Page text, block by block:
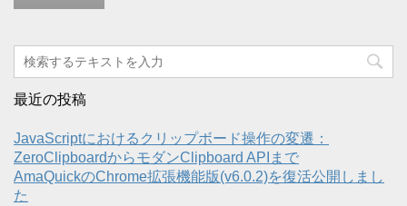
最近の投稿
JavaScriptにおけるクリップボード操作の変遷：
ZeroClipboardからモダンClipboard APIまで
AmaQuickのChrome拡張機能版(v6.0.2)を復活公開しまし
た